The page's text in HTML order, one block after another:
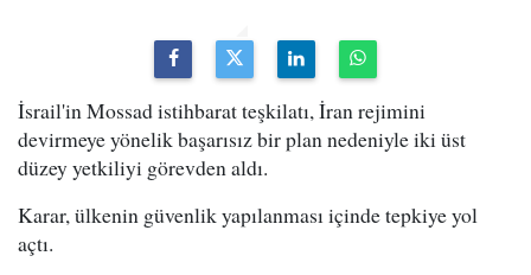
İsrail'in Mossad istihbarat teşkilatı, İran rejimini
devirmeye yönelik başarısız bir plan nedeniyle iki üst
düzey yetkiliyi görevden aldı.
Karar, ülkenin güvenlik yapılanması içinde tepkiye yol
açtı.